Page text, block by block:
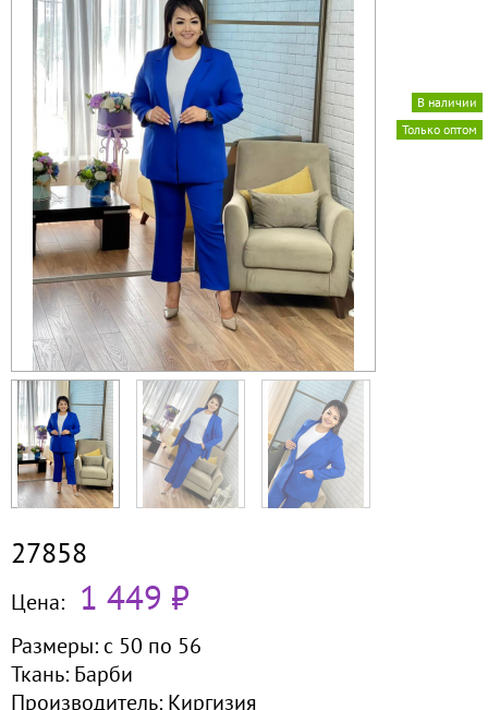
Только оптом
В наличии
27858
Цена: 1 449 ₽
Размеры: с 50 по 56
Ткань: Барби
Производитель: Киргизия